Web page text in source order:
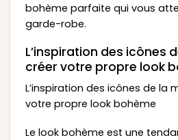
bohème parfaite qui vous
garde-robe.
L’inspiration des icônes
créer votre propre look
L’inspiration des icônes de la
votre propre look bohème
Le look bohème est une